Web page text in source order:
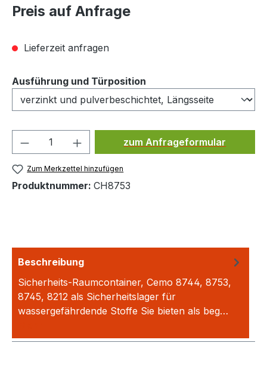
Preis auf Anfrage
Lieferzeit anfragen
Ausführung und Türposition
Produkt Anzahl: Gib den
zum Anfrageformular
Zum Merkzettel hinzufügen
Produktnummer: CH8753
Beschreibung
Sicherheits-Raumcontainer, Cemo 8744, 8753,
8745, 8212 als Sicherheitslager für
wassergefährdende Stoffe Sie bieten als beg…